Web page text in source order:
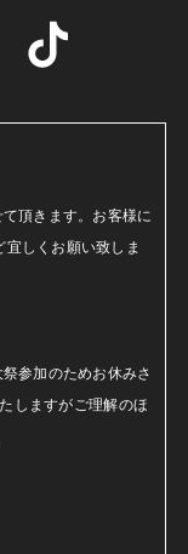
頂きます。お客様に
しくお願い致しま
参加のためお休みさ
しますがご理解のほ